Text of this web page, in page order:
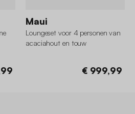
Maui
Loungeset voor 4 personen van
acaciahout en touw
€ 999,99